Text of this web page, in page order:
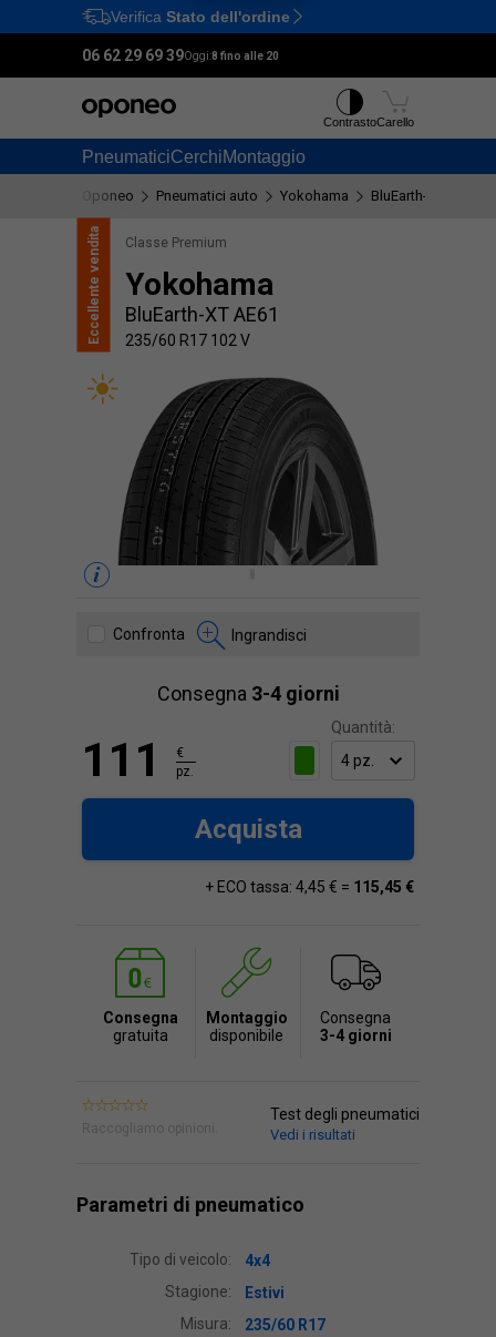
Ctrl M
Verifica Stato dell'ordine
06 62 29 69 39Oggi:8 fino alle 20
PneumaticiCerchiMontaggio
ContrastoCarello
Oponeo Pneumatici auto Yokohama BluEarth-XT AE61
Eccellente
vendita Classe Premium
Yokohama
BluEarth-XT AE61
235/60 R17 102 V
Confronta Ingrandisci
Consegna 3-4 giorni
Quantità:
111
€
pz.
Acquista
+ ECO tassa: 4,45 € = 115,45 €
Consegna
gratuita
Montaggio
disponibile
Consegna
3-4 giorni
Raccogliamo opinioni.
Test degli pneumatici
Vedi i risultati
Parametri di pneumatico
Tipo di veicolo:
4x4
Stagione:
Estivi
Misura:
235/60 R17